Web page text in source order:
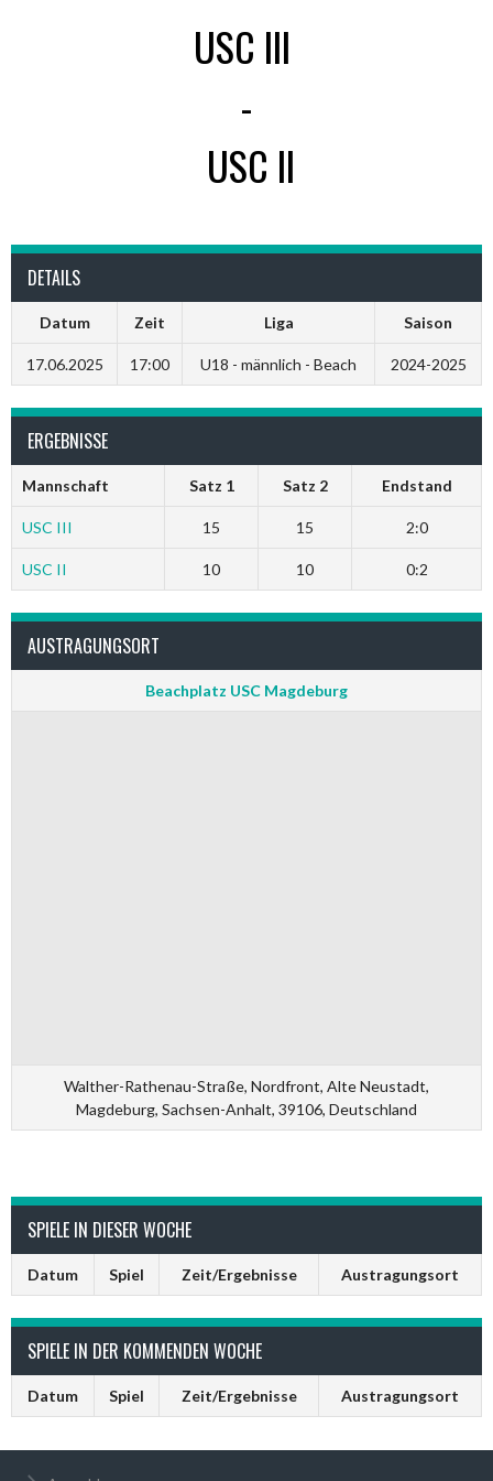
USC III
-
USC II
DETAILS
Datum Zeit Liga Saison
17.06.2025 17:00 U18 - männlich - Beach 2024-2025
ERGEBNISSE
Mannschaft Satz 1 Satz 2 Endstand
USC III 15 15 2:0
USC II 10 10 0:2
AUSTRAGUNGSORT
Beachplatz USC Magdeburg
Walther-Rathenau-Straße, Nordfront, Alte Neustadt,
Magdeburg, Sachsen-Anhalt, 39106, Deutschland
SPIELE IN DIESER WOCHE
Datum Spiel Zeit/Ergebnisse Austragungsort
SPIELE IN DER KOMMENDEN WOCHE
Datum Spiel Zeit/Ergebnisse Austragungsort